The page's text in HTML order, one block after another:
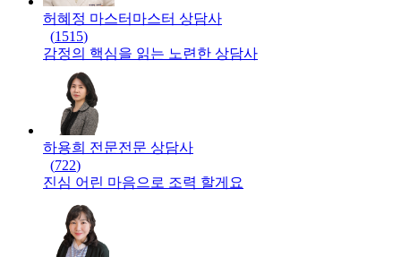
허혜정 마스터 마스터 상담사
(1515)
감정의 핵심을 읽는 노련한 상담사
하용희 전문전문 상담사
(722)
진심 어린 마음으로 조력 할게요